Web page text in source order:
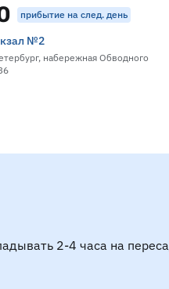
прибытие на след. день
№2
набережная Обводного
2-4 часа на